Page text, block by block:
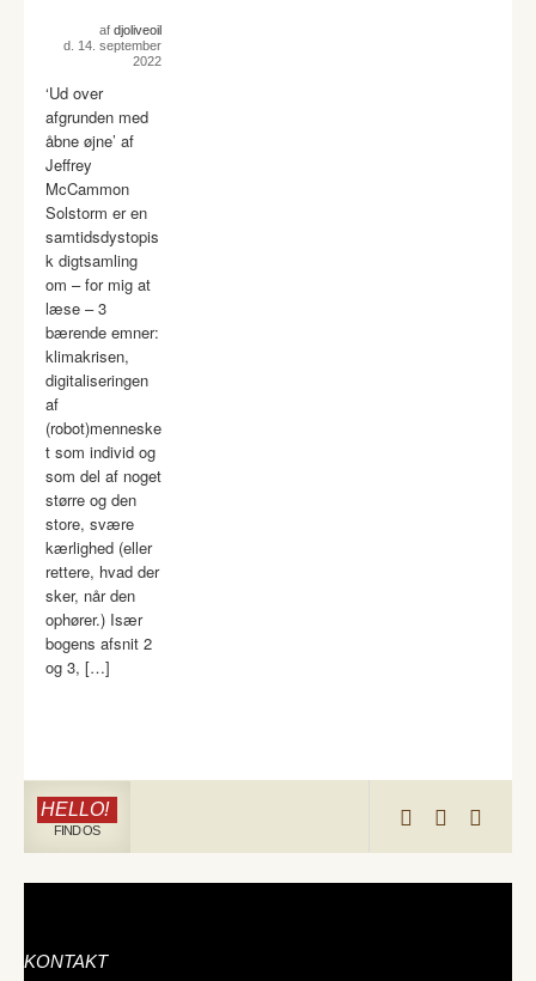
af djoliveoil
d. 14. september
2022
‘Ud over
afgrunden med
åbne øjne’ af
Jeffrey
McCammon
Solstorm er en
samtidsdystopis
k digtsamling
om – for mig at
læse – 3
bærende emner:
klimakrisen,
digitaliseringen
af
(robot)menneske
t som individ og
som del af noget
større og den
store, svære
kærlighed (eller
rettere, hvad der
sker, når den
ophører.) Især
bogens afsnit 2
og 3, […]
HELLO!
FIND OS
KONTAKT